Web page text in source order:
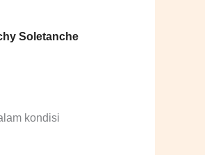
Soletanche
kondisi